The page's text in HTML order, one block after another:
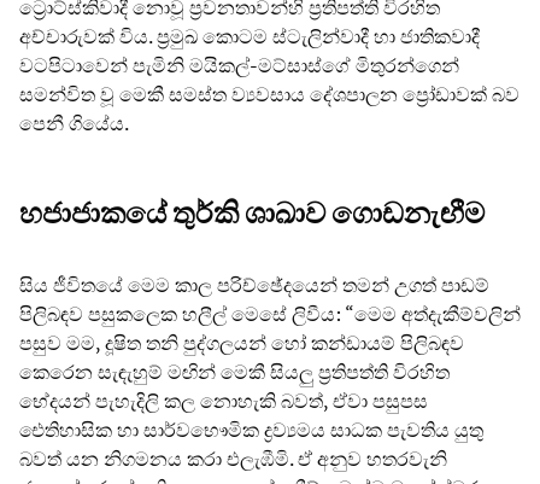
ට්‍රොට්ස්කිවාදී නොවූ ප්‍රවනතාවන්හි ප්‍රතිපත්ති විරහිත
අච්චාරුවක් විය. ප්‍රමුඛ කොටම ස්ටැලින්වාදී හා ජාතිකවාදී
වටපිටාවෙන් පැමිනි මයිකල්-මට්සාස්ගේ මිතුරන්ගෙන්
සමන්විත වූ මෙකී සමස්ත ව්‍යවසාය දේශපාලන ප්‍රෝඩාවක් බව
පෙනී ගියේය.
හජාජාකයේ තුර්කි ශාඛාව ගොඩනැඟීම
සිය ජීවිතයේ මෙම කාල පරිච්ඡේදයෙන් තමන් උගත් පාඩම්
පිලිබඳව පසුකලෙක හලීල් මෙසේ ලිවීය: “මෙම අත්දැකීම්වලින්
පසුව මම, දූෂිත තනි පුද්ගලයන් හෝ කන්ඩායම් පිලිබඳව
කෙරෙන සැඳැහුම් මඟින් මෙකී සියලු ප්‍රතිපත්ති විරහිත
භේදයන් පැහැදිලි කල නොහැකි බවත්, ඒවා පසුපස
ඓතිහාසික හා සාර්වභෞමික ද්‍රව්‍යමය සාධක පැවතිය යුතු
බවත් යන නිගමනය කරා එලැඹීමි. ඒ අනුව හතරවැනි